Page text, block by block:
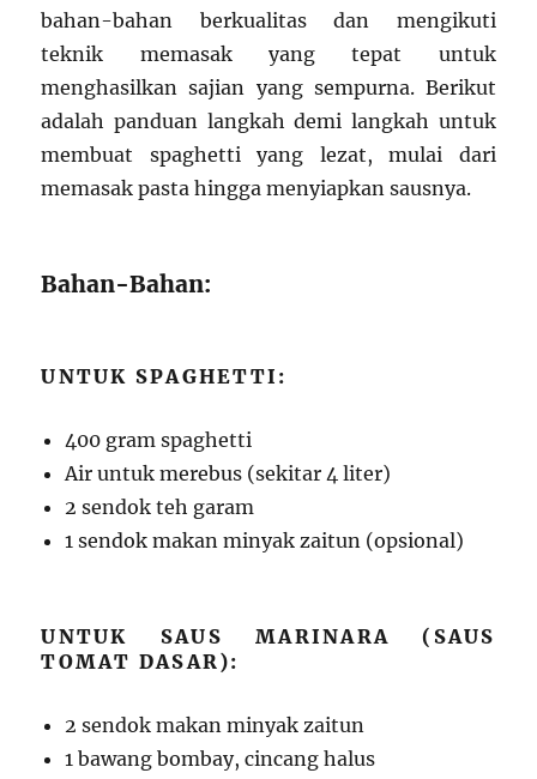
bahan-bahan berkualitas dan mengikuti
teknik memasak yang tepat untuk
menghasilkan sajian yang sempurna. Berikut
adalah panduan langkah demi langkah untuk
membuat spaghetti yang lezat, mulai dari
memasak pasta hingga menyiapkan sausnya.
Bahan-Bahan:
UNTUK SPAGHETTI:
400 gram spaghetti
Air untuk merebus (sekitar 4 liter)
2 sendok teh garam
1 sendok makan minyak zaitun (opsional)
UNTUK SAUS MARINARA (SAUS
TOMAT DASAR):
2 sendok makan minyak zaitun
1 bawang bombay, cincang halus